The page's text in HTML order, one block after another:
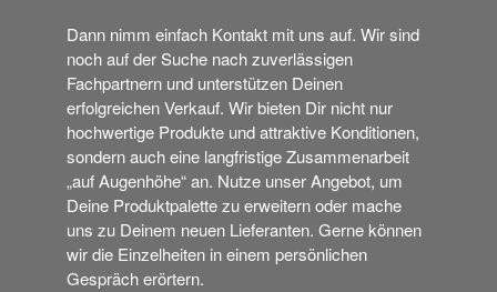
Dann nimm einfach Kontakt mit uns auf. Wir sind
noch auf der Suche nach zuverlässigen
Fachpartnern und unterstützen Deinen
erfolgreichen Verkauf. Wir bieten Dir nicht nur
hochwertige Produkte und attraktive Konditionen,
sondern auch eine langfristige Zusammenarbeit
„auf Augenhöhe“ an. Nutze unser Angebot, um
Deine Produktpalette zu erweitern oder mache
uns zu Deinem neuen Lieferanten. Gerne können
wir die Einzelheiten in einem persönlichen
Gespräch erörtern.